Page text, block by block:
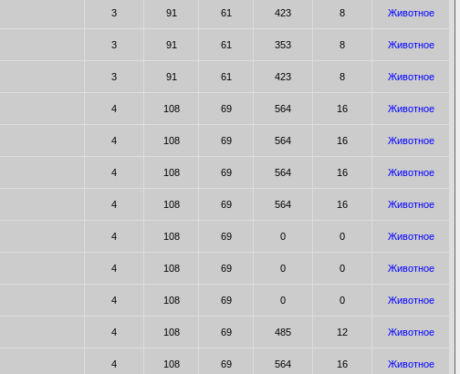
3 91 61 423 8 Животное
3 91 61 353 8 Животное
3 91 61 423 8 Животное
4 108 69 564 16 Животное
4 108 69 564 16 Животное
4 108 69 564 16 Животное
4 108 69 564 16 Животное
4 108 69 0 0 Животное
4 108 69 0 0 Животное
4 108 69 0 0 Животное
4 108 69 485 12 Животное
4 108 69 564 16 Животное